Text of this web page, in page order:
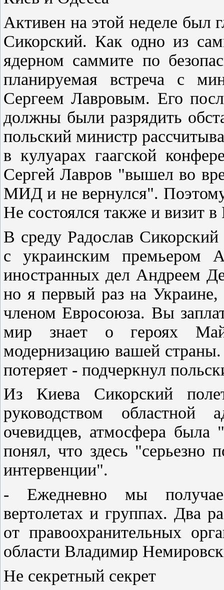
Активен на этой неделе был
Сикорский. Как одно из
ядерном саммите по
планируемая встреча с
Сергеем Лавровым. Его
должны были разрядить
польский министр
в кулуарах гаагской
Сергей Лавров "вышел во
МИД и не вернулся".
Не состоялся также и визит
В среду Радослав
с украинским премьером
иностранных дел Андреем
но я первый раз на Украине,
членом Евросоюза. Вы
мир знает о героях
модернизацию вашей
потеряет - подчеркнул
Из Киева Сикорский
руководством
очевидцев, атмосфера
понял, что здесь "серьезно
интервенции".
- Ежедневно мы
вертолетах и группах. Два
от правоохранительных
области Владимир
Не секретный секрет